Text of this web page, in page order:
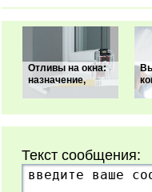
Отливы на окна:
назначение,
Текст сообщения: